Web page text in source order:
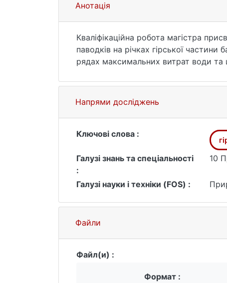
Анотація
Кваліфікаційна робота магістра
паводків на річках гірської
рядах максимальних витрат води та
паводків становить 3-4 доби, а
р. Опір у м. Сколе розпочалося
найбільша стокова витрата
Отримані знання є основою для
моделювання майбутніх подій.
Напрями досліджень
Ключові слова :
Галузі знань та спеціальності
:
10
Галузі науки і техніки (FOS) :
Файли
Файл(и) :
Формат :